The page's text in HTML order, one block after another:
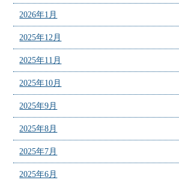
2026年1月
2025年12月
2025年11月
2025年10月
2025年9月
2025年8月
2025年7月
2025年6月